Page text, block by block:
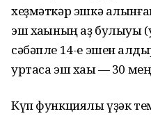
хеҙмәткәр эшкә
эш хаҡының аҙ булыуы
сәбәпле 14-е эшен
уртаса эш хаҡы — 30
Күп функциялы үҙәк